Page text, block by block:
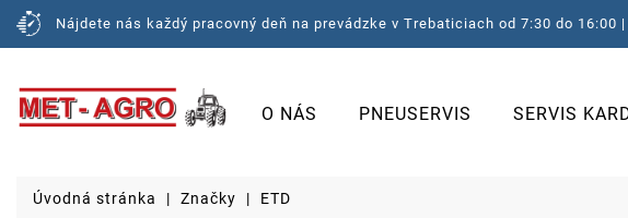
Nájdete nás každý pracovný deň na prevádzke v Trebaticiach od 7:30 do 16:00 |
O NÁS PNEUSERVIS SERVIS
Úvodná stránka Značky ETD